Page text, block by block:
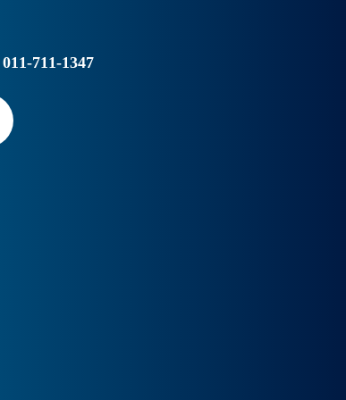
011-711-1347